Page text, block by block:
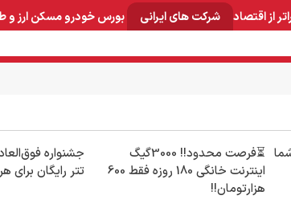
از اقتصاد شرکت های ایرانی بورسخودرومسکنارز و
⏳فرصت محدود!! 3000گیگ
اینترنت خانگی 180 روزه فقط 600
هزارتومان!!
تتر رایگان برای